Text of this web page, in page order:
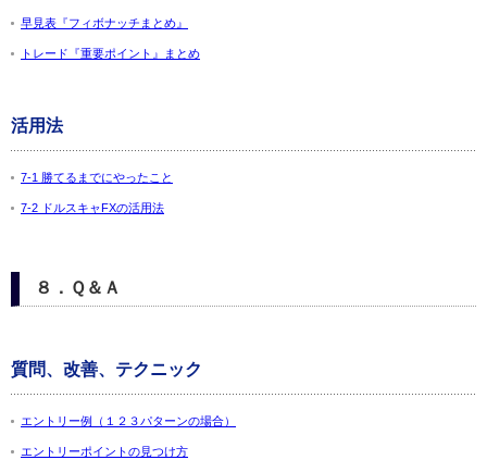
早見表『フィボナッチまとめ』
トレード『重要ポイント』まとめ
活用法
7-1 勝てるまでにやったこと
7-2 ドルスキャFXの活用法
８．Ｑ＆Ａ
質問、改善、テクニック
エントリー例（１２３パターンの場合）
エントリーポイントの見つけ方